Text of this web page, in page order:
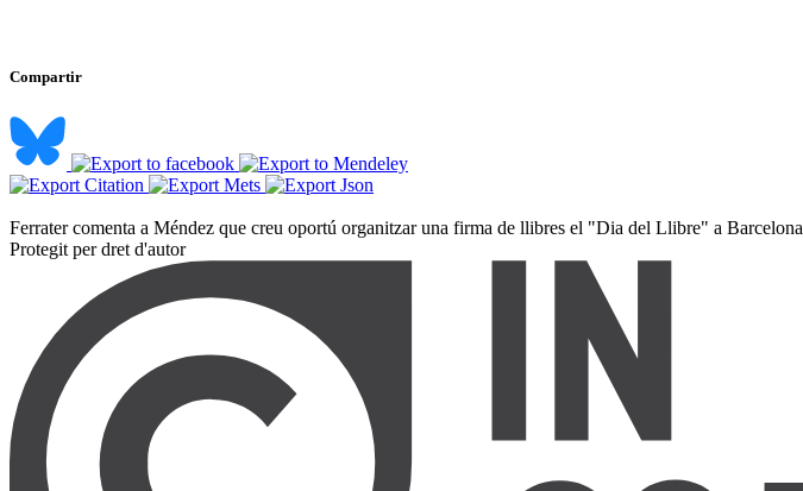
Compartir
Ferrater comenta a Méndez que creu oportú organitzar una firma de llibres el "Dia del Llibre" a Barcelona ​
Protegit per dret d'autor